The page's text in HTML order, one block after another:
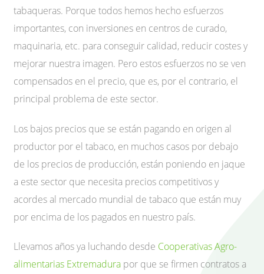
tabaqueras. Porque todos hemos hecho esfuerzos
importantes, con inversiones en centros de curado,
maquinaria, etc. para conseguir calidad, reducir costes y
mejorar nuestra imagen. Pero estos esfuerzos no se ven
compensados en el precio, que es, por el contrario, el
principal problema de este sector.
Los bajos precios que se están pagando en origen al
productor por el tabaco, en muchos casos por debajo
de los precios de producción, están poniendo en jaque
a este sector que necesita precios competitivos y
acordes al mercado mundial de tabaco que están muy
por encima de los pagados en nuestro país.
Llevamos años ya luchando desde Cooperativas Agro-
alimentarias Extremadura por que se firmen contratos a